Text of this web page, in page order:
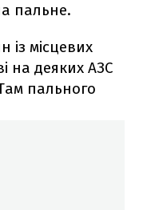
пальне.
із місцевих
на деяких АЗС
пального